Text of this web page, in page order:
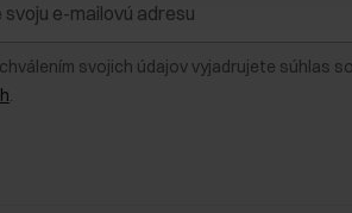
svojich údajov vyjadrujete súhlas
.